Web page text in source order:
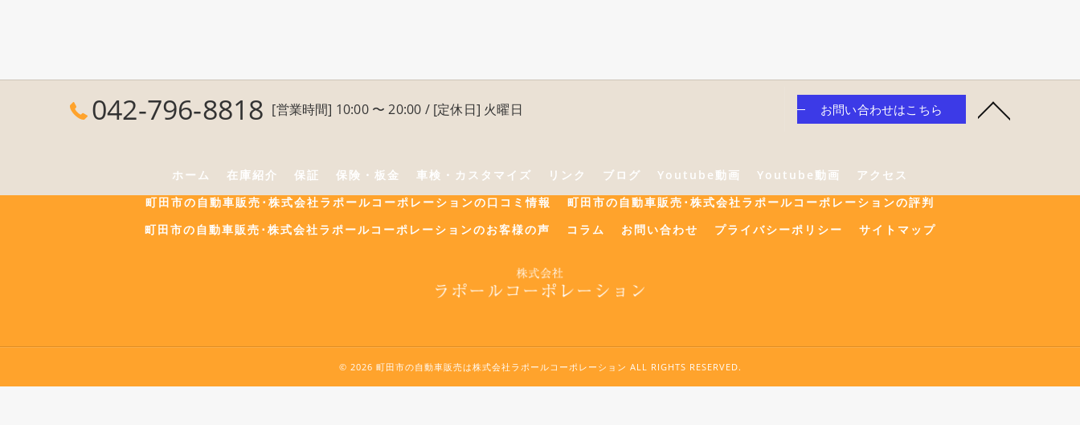
042-796-8818 [営業時間] 10:00 〜 20:00 / [定休日] 火曜日 お問い合わせはこちら
ホーム 在庫紹介 保証 保険・板金 車検・カスタマイズ リンク ブログ Youtube動画 Youtube動画
アクセス
町田市の自動車販売･株式会社ラポールコーポレーションの口コミ情報
町田市の自動車販売･株式会社ラポールコーポレーションの評判
町田市の自動車販売･株式会社ラポールコーポレーションのお客様の声
コラム お問い合わせ プライバシーポリシー サイトマップ
© 2026 町田市の自動車販売は株式会社ラポールコーポレーション ALL RIGHTS RESERVED.